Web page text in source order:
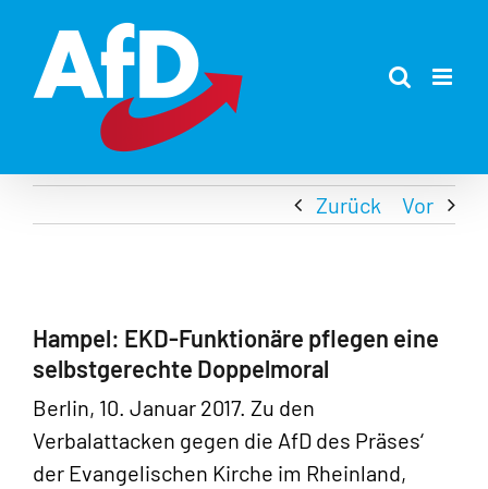
Inhalt
springen
Zurück Vor
Hampel: EKD-Funktionäre pflegen eine
selbstgerechte Doppelmoral
Berlin, 10. Januar 2017. Zu den
Verbalattacken gegen die AfD des Präses‘
der Evangelischen Kirche im Rheinland,